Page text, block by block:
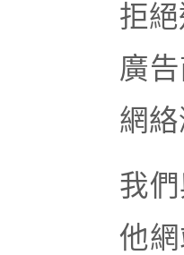
拒
廣
網
我
他